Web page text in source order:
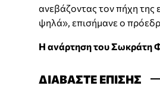
ανεβάζοντας τον πήχη της
ψηλά», επισήμανε ο
Η ανάρτηση του Σωκράτη
ΔΙΑΒΑΣΤΕ ΕΠΙΣΗΣ